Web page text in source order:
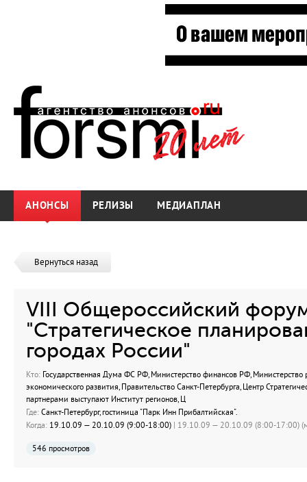
АНОНСЫ РЕЛИЗЫ МЕДИАПЛАН
Вернуться назад
VIII Общероссийский
"Стратегическое
городах России"
Кто: Государственная Дума ФС РФ, Министерство финансов РФ, Министерство
экономического развития, Правительство Санкт-Петербурга, Центр
партнерами выступают Институт регионов, Ц
Где: Санкт-Петербург, гостиница "Парк Инн Прибалтийская".
Когда: 19.10.09 — 20.10.09 (9:00-18:00) | 19.10.09 — 20.10.09 (8:00-17:00)
546 просмотров